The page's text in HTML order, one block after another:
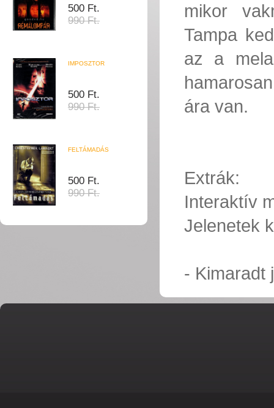
500 Ft.
990 Ft.
IMPOSZTOR
500 Ft.
990 Ft.
FELTÁMADÁS
500 Ft.
990 Ft.
mikor
Tampa
az a
ára van.
Extrák:
Interaktív
Jelenetek
- Kimaradt